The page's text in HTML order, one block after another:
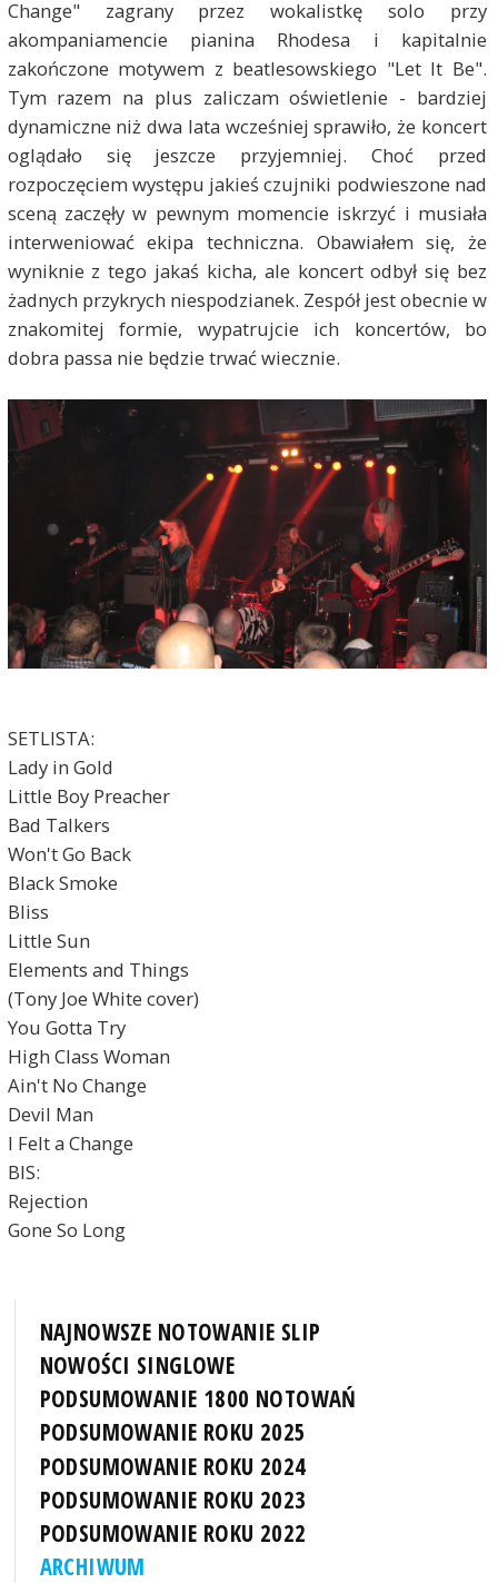
Change" zagrany przez wokalistkę solo przy
akompaniamencie pianina Rhodesa i kapitalnie
zakończone motywem z beatlesowskiego "Let It Be".
Tym razem na plus zaliczam oświetlenie - bardziej
dynamiczne niż dwa lata wcześniej sprawiło, że koncert
oglądało się jeszcze przyjemniej. Choć przed
rozpoczęciem występu jakieś czujniki podwieszone nad
sceną zaczęły w pewnym momencie iskrzyć i musiała
interweniować ekipa techniczna. Obawiałem się, że
wyniknie z tego jakaś kicha, ale koncert odbył się bez
żadnych przykrych niespodzianek. Zespół jest obecnie w
znakomitej formie, wypatrujcie ich koncertów, bo
dobra passa nie będzie trwać wiecznie.
SETLISTA:
Lady in Gold
Little Boy Preacher
Bad Talkers
Won't Go Back
Black Smoke
Bliss
Little Sun
Elements and Things
(Tony Joe White cover)
You Gotta Try
High Class Woman
Ain't No Change
Devil Man
I Felt a Change
BIS:
Rejection
Gone So Long
NAJNOWSZE NOTOWANIE SLIP
NOWOŚCI SINGLOWE
PODSUMOWANIE 1800 NOTOWAŃ
PODSUMOWANIE ROKU 2025
PODSUMOWANIE ROKU 2024
PODSUMOWANIE ROKU 2023
PODSUMOWANIE ROKU 2022
ARCHIWUM